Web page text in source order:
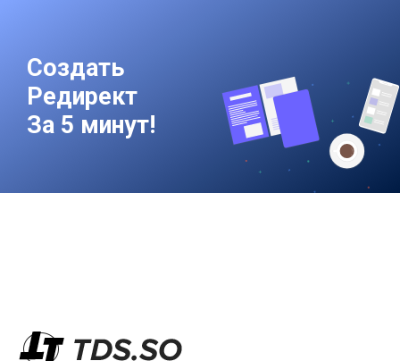
Создать
Редирект
За 5 минут!